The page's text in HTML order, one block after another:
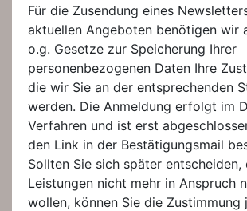
Für die Zusendung eines
aktuellen Angeboten benötigen wir
o.g. Gesetze zur Speicherung Ihrer
personenbezogenen Daten Ihre
die wir Sie an der entsprechenden
werden. Die Anmeldung erfolgt im
Verfahren und ist erst
den Link in der Bestätigungsmail
Sollten Sie sich später entscheiden,
Leistungen nicht mehr in Anspruch
wollen, können Sie die Zustimmung